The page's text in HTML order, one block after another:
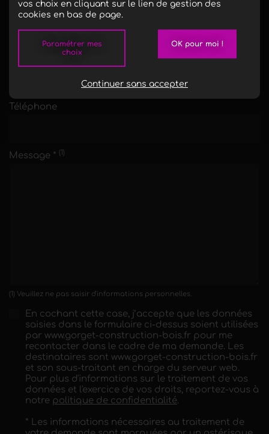
Nom, prénom
Téléphone
Message * (1)
(1) Veuillez ne pas saisir d'informations personnelles.
En cochant cette case, j’accepte que les données
saisies dans le formulaire ci-dessus soient utilisées
par www.gorget-construction-bois.fr pour me
recontacter dans le cadre de ma demande. Les
destinataires sont www.gorget-construction-bois.fr
et son sous-traitant en charge du serveur web.
Pour plus d'informations sur le traitement de vos
données et l'exercice de vos droits, reportez-vous à
notre politique de confidentialité.
* Les informations nécessaires au traitement de
vos choix en cliquant sur le lien de gestion des
cookies en bas de page.
Paramétrer mes
choix
OK pour moi !
Continuer sans accepter